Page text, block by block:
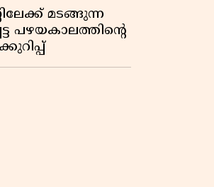
മടങ്ങുന്ന
പഴയകാലത്തിൻ്റെ